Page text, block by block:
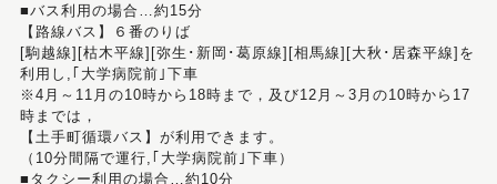
■バス利用の場合…約15分
【路線バス】６番のりば
[駒越線][枯木平線][弥生･新岡･葛原線][相馬線][大秋･居森平線]を
利用し,｢大学病院前｣下車
※4月～11月の10時から18時まで，及び12月～3月の10時から17
時までは，
【土手町循環バス】が利用できます。
（10分間隔で運行,｢大学病院前｣下車）
■タクシー利用の場合…約10分